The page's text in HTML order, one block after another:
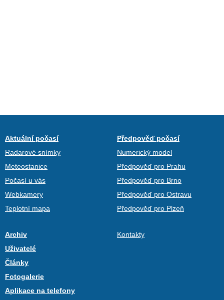
Aktuální počasí
Radarové snímky
Meteostanice
Počasí u vás
Webkamery
Teplotní mapa
Předpověď počasí
Numerický model
Předpověď pro Prahu
Předpověď pro Brno
Předpověď pro Ostravu
Předpověď pro Plzeň
Archiv
Uživatelé
Články
Fotogalerie
Aplikace na telefony
Kontakty